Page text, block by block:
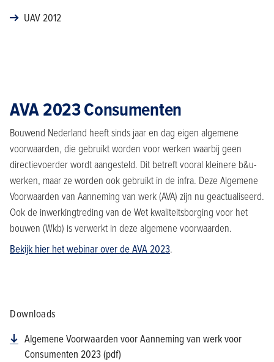
UAV 2012
AVA 2023 Consumenten
Bouwend Nederland heeft sinds jaar en dag eigen algemene
voorwaarden, die gebruikt worden voor werken waarbij geen
directievoerder wordt aangesteld. Dit betreft vooral kleinere b&u-
werken, maar ze worden ook gebruikt in de infra. Deze Algemene
Voorwaarden van Aanneming van werk (AVA) zijn nu geactualiseerd.
Ook de inwerkingtreding van de Wet kwaliteitsborging voor het
bouwen (Wkb) is verwerkt in deze algemene voorwaarden.
Bekijk hier het webinar over de AVA 2023.
Downloads
Algemene Voorwaarden voor Aanneming van werk voor
Consumenten 2023 (pdf)